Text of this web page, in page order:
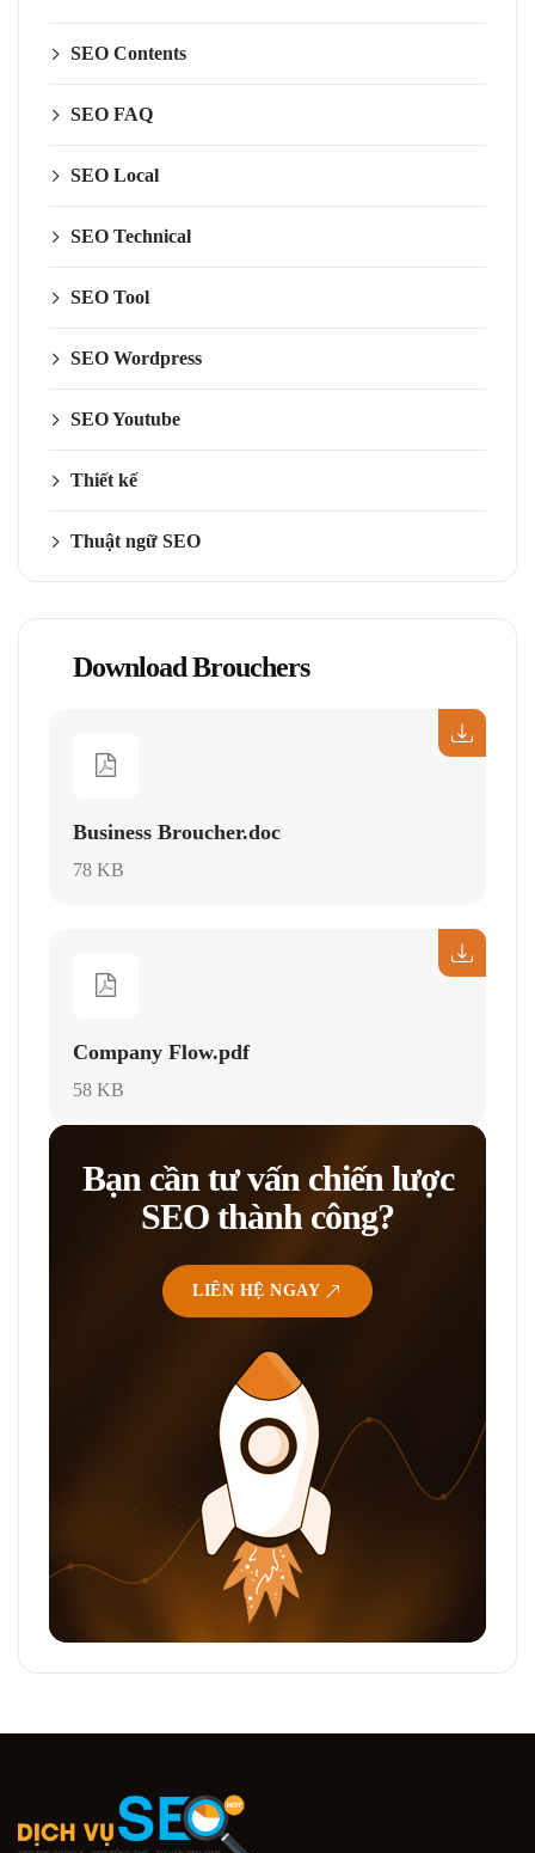
SEO Contents
SEO FAQ
SEO Local
SEO Technical
SEO Tool
SEO Wordpress
SEO Youtube
Thiết kế
Thuật ngữ SEO
Download Brouchers
Business Broucher.doc
78 KB
Company Flow.pdf
58 KB
Bạn cần tư vấn chiến lược
SEO thành công?
LIÊN HỆ NGAY